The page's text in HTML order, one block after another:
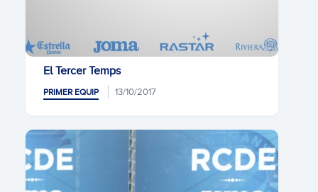
El Tercer Temps
PRIMER EQUIP 13/10/2017